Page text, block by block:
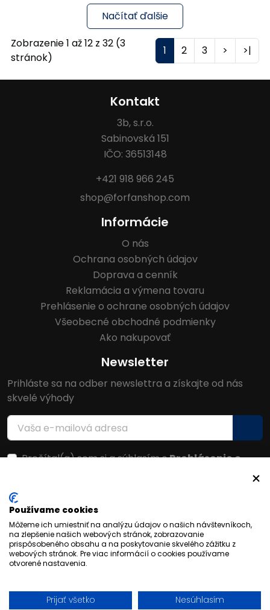
Načítať ďalšie
Zobrazenie 1 až 12 z 32 (3
stránok)
1 2 3 > >|
Kontakt
3b, s.r.o.
Sabinovská 151
IČO: 36513148
+421 918 966 245
shop@forfanshop.com
Informácie
O nás
Ochrana osobných údajov
Doprava a cenník
Reklamácia a výmena tovaru
Prehlásenie o ochrane osobných údajov
Všeobecné obchodné podmienky
Ako nakupovať
Newsletter
Prihláste sa na odber newslettra a získajte od nás
skvelé výhody
Prečítal(a) som si a súhlasím sPrehlásenie o
Používame cookies
Môžeme ich umiestniť na analýzu údajov o našich návštevníkoch,
na zlepšenie našich webových stránok, zobrazovanie
prispôsobeného obsahu a na poskytovanie skvelého zážitku z
webových stránok. Pre viac informácií o cookies používame
otvorené nastavenia.
Prijať všetko Nesúhlasím